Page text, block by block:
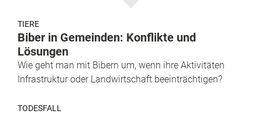
TIERE
Biber in Gemeinden: Konflikte und
Lösungen
Wie geht man mit Bibern um, wenn ihre Aktivitäten
Infrastruktur oder Landwirtschaft beeinträchtigen?
TODESFALL